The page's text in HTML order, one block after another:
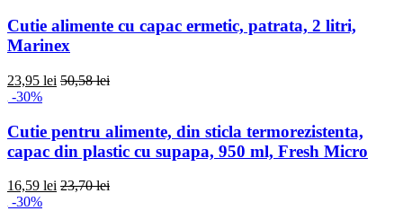
Cutie alimente cu capac ermetic, patrata, 2 litri,
Marinex
23,95 lei 50,58 lei
-30%
Cutie pentru alimente, din sticla termorezistenta,
capac din plastic cu supapa, 950 ml, Fresh Micro
16,59 lei 23,70 lei
-30%